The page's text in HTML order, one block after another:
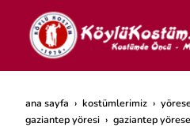
ana sayfa kostümlerimiz
gaziantep yöresi
gaziantep